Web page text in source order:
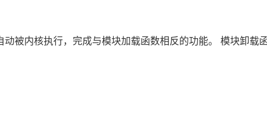
被内核执行，完成与模块加载函数相反的功能。 模块卸载